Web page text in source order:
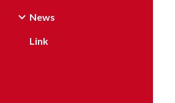
News
Link